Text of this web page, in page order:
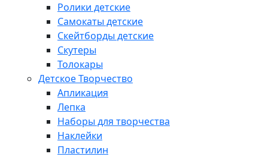
Ролики детские
Самокаты детские
Скейтборды детские
Скутеры
Толокары
Детское Творчество
Апликация
Лепка
Наборы для творчества
Наклейки
Пластилин